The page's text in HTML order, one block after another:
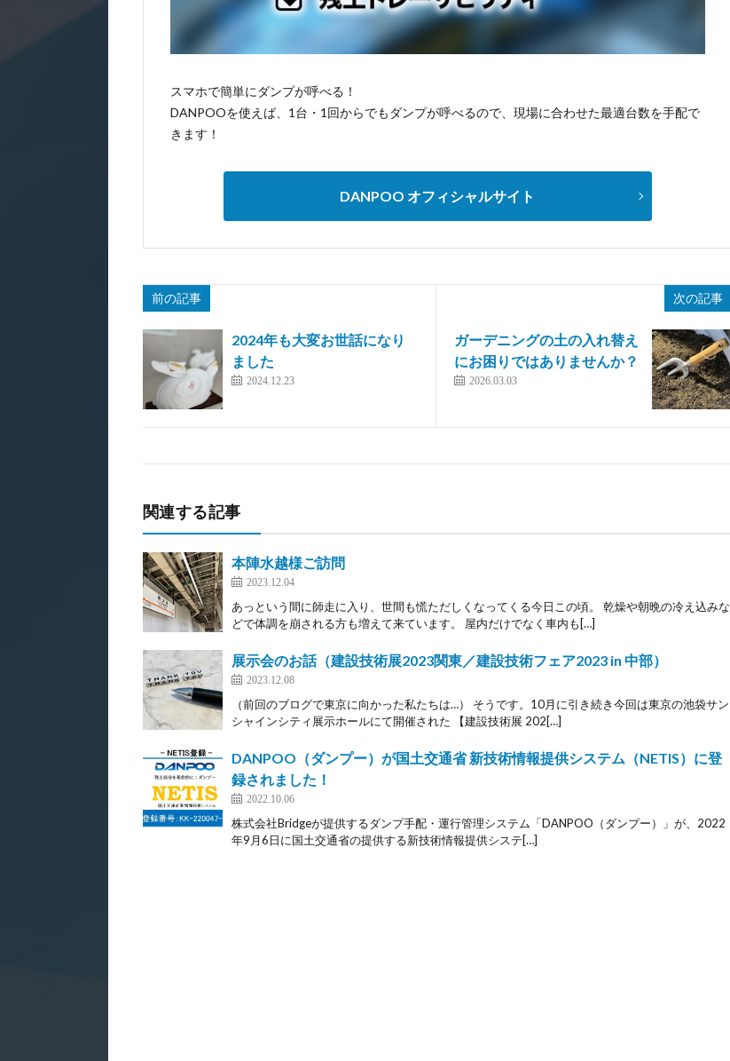
スマホで簡単にダンプが呼べる！
DANPOOを使えば、1台・1回からでもダンプが呼べるので、現場に合わせた最適台数を手配で
きます！
DANPOO オフィシャルサイト
前の記事
2024年も大変お世話になり
ました
2024.12.23
次の記事
ガーデニングの土の入れ替え
にお困りではありませんか？
2026.03.03
関連する記事
本陣水越様ご訪問
2023.12.04
あっという間に師走に入り、世間も慌ただしくなってくる今日この頃。 乾燥や朝晩の冷え込みな
どで体調を崩される方も増えて来ています。 屋内だけでなく車内も[…]
展示会のお話（建設技術展2023関東／建設技術フェア2023 in 中部）
2023.12.08
（前回のブログで東京に向かった私たちは…） そうです。10月に引き続き今回は東京の池袋サン
シャインシティ展示ホールにて開催された 【建設技術展 202[…]
DANPOO（ダンプー）が国土交通省 新技術情報提供システム（NETIS）に登
録されました！
2022.10.06
株式会社Bridgeが提供するダンプ手配・運行管理システム「DANPOO（ダンプー）」が、2022
年9月6日に国土交通省の提供する新技術情報提供システ[…]